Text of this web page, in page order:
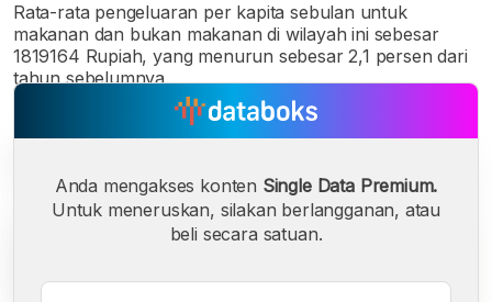
Rata-rata pengeluaran per kapita sebulan untuk
makanan dan bukan makanan di wilayah ini sebesar
1819164 Rupiah, yang menurun sebesar 2,1 persen dari
tahun sebelumnya.
Anda mengakses konten Single Data Premium.
Untuk meneruskan, silakan berlangganan, atau
beli secara satuan.